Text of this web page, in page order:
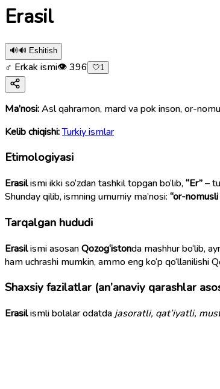
Erasil
🔊🔊 Eshitish
♂ Erkak ismi👁396 🤍1
Ma’nosi:Asl qahramon, mard va pok inson, or-
Kelib chiqishi:Turkiy ismlar
Etimologiyasi
Erasilismi ikki so‘zdan tashkil topgan bo‘lib,“Er”–
Shunday qilib, ismning umumiy ma’nosi: “or-nomusli
Tarqalgan hududi
Erasilismi asosanQozog‘istonda mashhur bo‘lib,
ham uchrashi mumkin, ammo eng ko‘p qo‘llanilishi
Shaxsiy fazilatlar (an’anaviy qarashlar
Erasilismli bolalar odatda jasoratli, qat’iyatli,